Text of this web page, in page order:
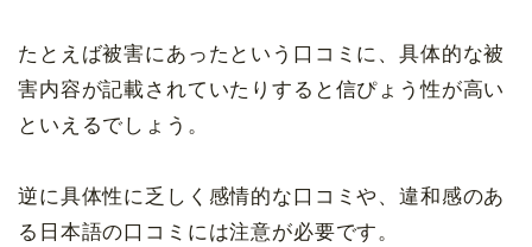
たとえば被害にあったという口コミに、具体的な被
害内容が記載されていたりすると信ぴょう性が高い
といえるでしょう。
逆に具体性に乏しく感情的な口コミや、違和感のあ
る日本語の口コミには注意が必要です。